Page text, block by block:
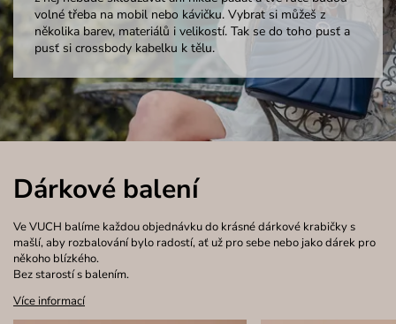
volné třeba na mobil nebo kávičku. Vybrat si můžeš z
několika barev, materiálů i velikostí. Tak se do toho pusť a
pusť si crossbody kabelku k tělu.
Dárkové balení
Ve VUCH balíme každou objednávku do krásné dárkové krabičky s
mašlí, aby rozbalování bylo radostí, ať už pro sebe nebo jako dárek pro
někoho blízkého.
Bez starostí s balením.
Více informací